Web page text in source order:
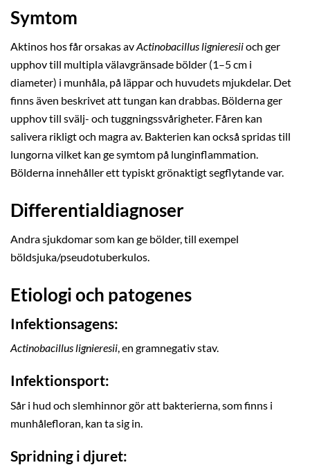
Symtom
Aktinos hos får orsakas avActinobacillus lignieresiioch ger
upphov till multipla välavgränsade bölder (1–5 cm i
diameter) i munhåla, på läppar och huvudets mjukdelar. Det
finns även beskrivet att tungan kan drabbas. Bölderna ger
upphov till svälj- och tuggningssvårigheter. Fåren kan
salivera rikligt och magra av. Bakterien kan också spridas till
lungorna vilket kan ge symtom på lunginflammation.
Bölderna innehåller ett typiskt grönaktigt segflytande var.
Differentialdiagnoser
Andra sjukdomar som kan ge bölder, till exempel
böldsjuka/pseudotuberkulos.
Etiologi och patogenes
Infektionsagens:
Actinobacillus lignieresii, en gramnegativ stav.
Infektionsport:
Sår i hud och slemhinnor gör att bakterierna, som finns i
munhålefloran, kan ta sig in.
Spridning i djuret: